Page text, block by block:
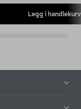
Legg i handlekurv